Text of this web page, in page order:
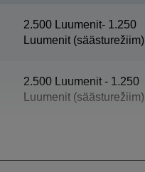
2.500 Luumenit- 1.250
Luumenit (säästurežiim)
2.500 Luumenit - 1.250
Luumenit (säästurežiim)